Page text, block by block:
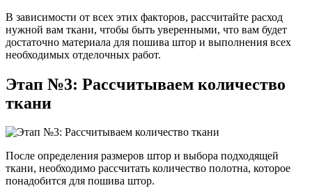
В зависимости от всех этих факторов, рассчитайте расход
нужной вам ткани, чтобы быть уверенными, что вам будет
достаточно материала для пошива штор и выполнения всех
необходимых отделочных работ.
Этап №3: Рассчитываем количество
ткани
После определения размеров штор и выбора подходящей
ткани, необходимо рассчитать количество полотна, которое
понадобится для пошива штор.